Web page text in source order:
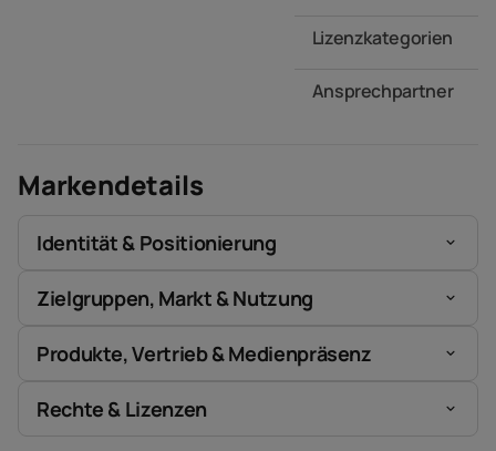
Lizenzkategorien
Ansprechpartner
Markendetails
Identität & Positionierung
Zielgruppen, Markt & Nutzung
Produkte, Vertrieb & Medienpräsenz
Rechte & Lizenzen